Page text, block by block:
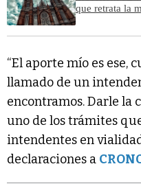
que retrata la
“El aporte mío es ese,
llamado de un
encontramos. Darle la
uno de los trámites
intendentes en
declaraciones a